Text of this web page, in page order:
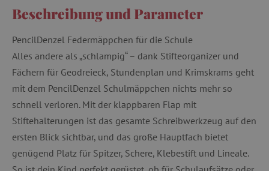
Beschreibung und Parameter
PencilDenzel Federmäppchen für die Schule
Alles andere als „schlampig“ – dank Stifteorganizer und
Fächern für Geodreieck, Stundenplan und Krimskrams geht
mit dem PencilDenzel Schulmäppchen nichts mehr so
schnell verloren. Mit der klappbaren Flap mit
Stiftehalterungen ist das gesamte Schreibwerkzeug auf den
ersten Blick sichtbar, und das große Hauptfach bietet
genügend Platz für Spitzer, Schere, Klebestift und Lineale.